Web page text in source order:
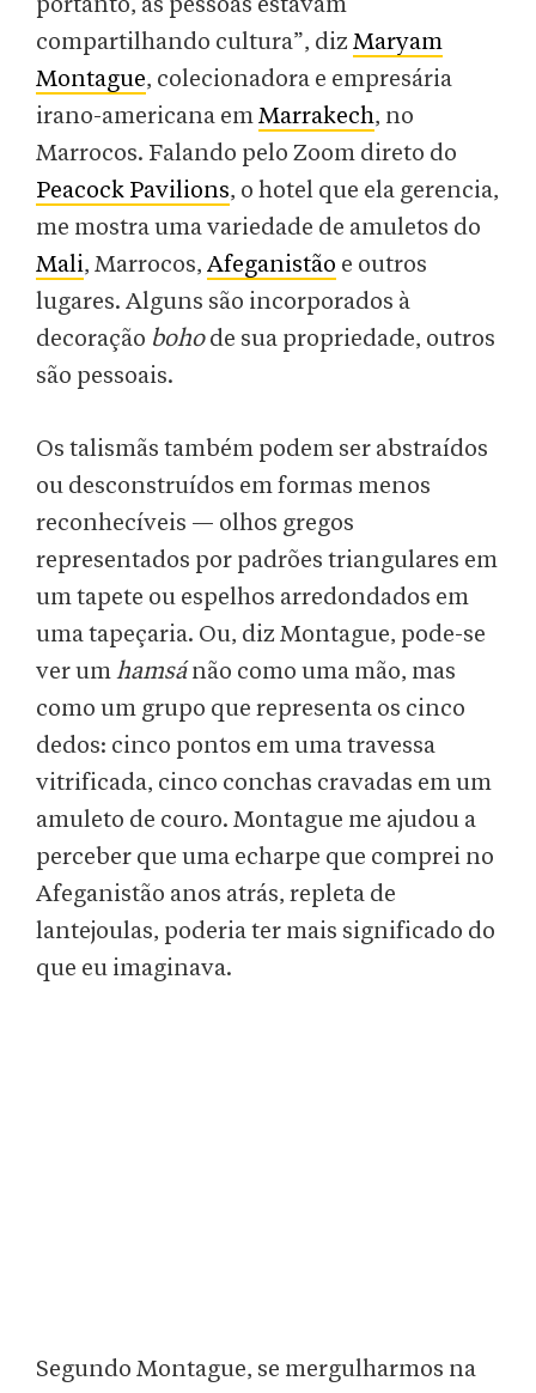
portanto, as pessoas estavam
compartilhando cultura”, dizMaryam
Montague, colecionadora e empresária
irano-americana emMarrakech, no
Marrocos. Falando pelo Zoom direto do
Peacock Pavilions, o hotel que ela gerencia,
me mostra uma variedade de amuletos do
Mali, Marrocos, Afeganistão e outros
lugares. Alguns são incorporados à
decoração bohode sua propriedade, outros
são pessoais.
Os talismãs também podem ser abstraídos
ou desconstruídos em formas menos
reconhecíveis — olhos gregos
representados por padrões triangulares em
um tapete ou espelhos arredondados em
uma tapeçaria. Ou, diz Montague, pode-se
ver umhamsá não como uma mão, mas
como um grupo que representa os cinco
dedos: cinco pontos em uma travessa
vitrificada, cinco conchas cravadas em um
amuleto de couro. Montague me ajudou a
perceber que uma echarpe que comprei no
Afeganistão anos atrás, repleta de
lantejoulas, poderia ter mais significado do
que eu imaginava.
Segundo Montague, se mergulharmos na